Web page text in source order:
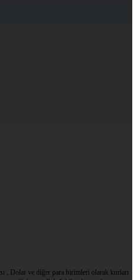
, Dolar ve diğer para birimleri olarak kurları